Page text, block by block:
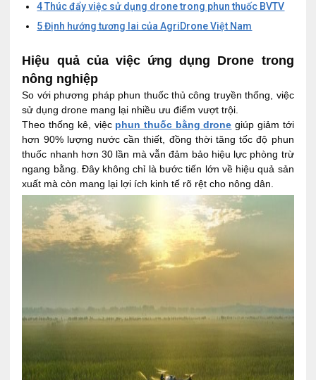
4Thúc đẩy việc sử dụng drone trong phun thuốc BVTV
5Định hướng tương lai của AgriDrone Việt Nam
Hiệu quả của việc ứng dụng Drone trong
nông nghiệp
So với phương pháp phun thuốc thủ công truyền thống, việc
sử dụng drone mang lại nhiều ưu điểm vượt trội.
Theo thống kê, việc phun thuốc bằng drone giúp giảm tới
hơn 90% lượng nước cần thiết, đồng thời tăng tốc độ phun
thuốc nhanh hơn 30 lần mà vẫn đảm bảo hiệu lực phòng trừ
ngang bằng. Đây không chỉ là bước tiến lớn về hiệu quả sản
xuất mà còn mang lại lợi ích kinh tế rõ rệt cho nông dân.